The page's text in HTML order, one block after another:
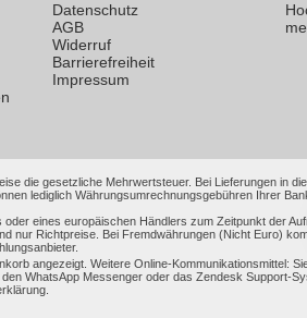
Datenschutz
AGB
Widerruf
Barrierefreiheit
Impressum
die gesetzliche Mehrwertsteuer. Bei Lieferungen in
lediglich Währungsumrechnungsgebühren Ihrer
eines europäischen Händlers zum Zeitpunkt der
nur Richtpreise. Bei Fremdwährungen (Nicht Euro)
angezeigt. Weitere Online-Kommunikationsmittel:
WhatsApp Messenger oder das Zendesk Support-